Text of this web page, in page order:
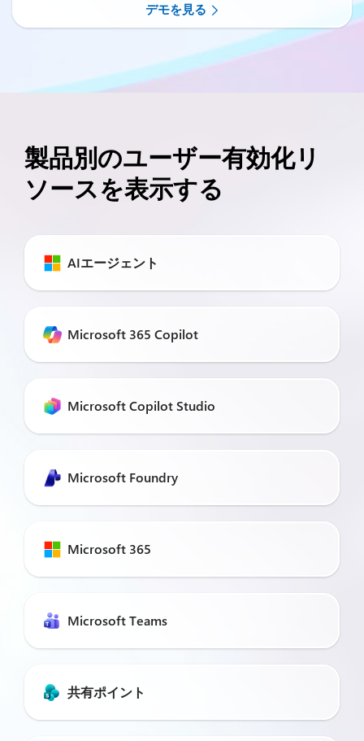
デモを見る
製品別のユーザー有効化リ
ソースを表示する
AIエージェント
Microsoft 365 Copilot
Microsoft Copilot Studio
Microsoft Foundry
Microsoft 365
Microsoft Teams
共有ポイント